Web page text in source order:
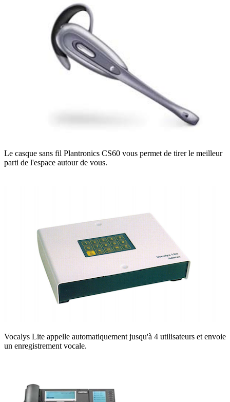
Le casque sans fil Plantronics CS60 vous permet de tirer le meilleur
parti de l'espace autour de vous.
Vocalys Lite appelle automatiquement jusqu'à 4 utilisateurs et envoie
un enregistrement vocale.